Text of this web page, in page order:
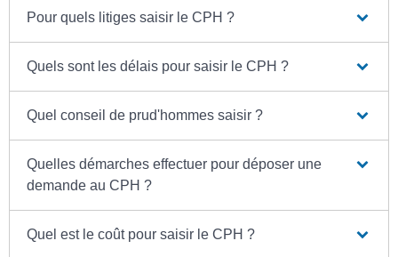
Pour quels litiges saisir le CPH ?
Quels sont les délais pour saisir le CPH ?
Quel conseil de prud'hommes saisir ?
Quelles démarches effectuer pour déposer une
demande au CPH ?
Quel est le coût pour saisir le CPH ?